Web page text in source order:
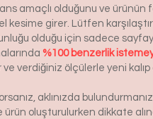
amaçlı olduğunu ve ürünün
kesime girer. Lütfen
olduğu için sadece
%100 benzerlik
ve verdiğiniz ölçülerle yeni
aklınızda
oluşturulurken dikkate